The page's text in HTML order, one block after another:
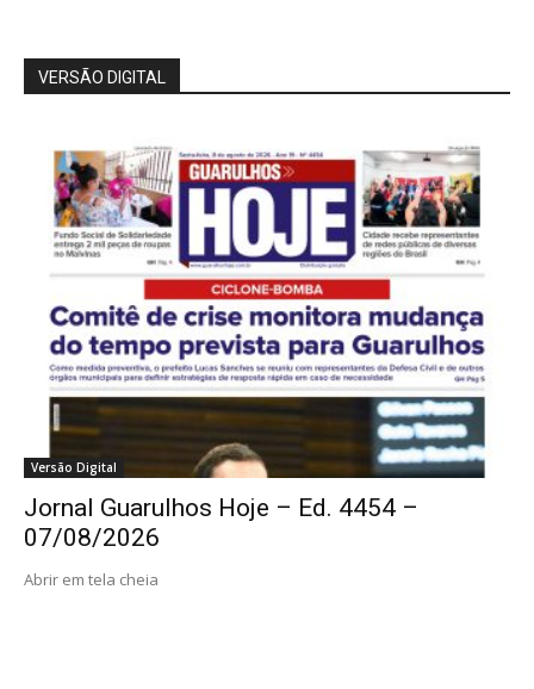
VERSÃO DIGITAL
Versão Digital
Jornal Guarulhos Hoje – Ed. 4454 –
07/08/2026
Abrir em tela cheia